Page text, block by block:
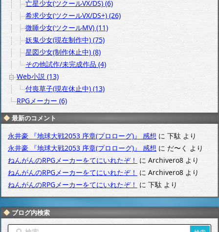
亡星少女(ツクールVX/DS) (6)
希求少女(ツクールVX/DS+) (26)
微睡少女(ツクールMV) (11)
妖鬼少女(現在制作中) (75)
星図少女(制作休止中) (8)
その他試作/未完成作品 (4)
Web小説 (13)
付喪草子(現在休止中) (13)
RPGメーカー (6)
最新のコメント
永井豪 『地球大戦2053 序章(プロローグ)』 感想に下駄より
永井豪 『地球大戦2053 序章(プロローグ)』 感想にだ〜く より
ねんがんのRPGメーカーをてにいれたぞ！ に Archivero8 より
ねんがんのRPGメーカーをてにいれたぞ！ に Archivero8より
ねんがんのRPGメーカーをてにいれたぞ！ に下駄より
ブログ内検索